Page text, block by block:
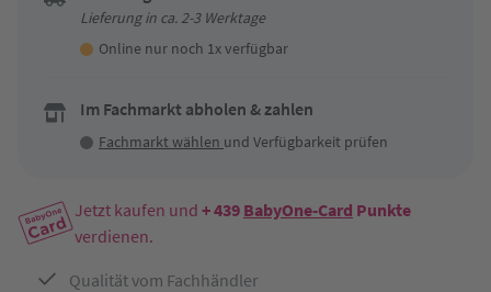
Lieferung in ca. 2-3 Werktage
Online nur noch 1x verfügbar
Im Fachmarkt abholen & zahlen
Fachmarkt wählen und Verfügbarkeit prüfen
Jetzt kaufen und + 439 BabyOne-Card Punkte
verdienen.
Qualität vom Fachhändler